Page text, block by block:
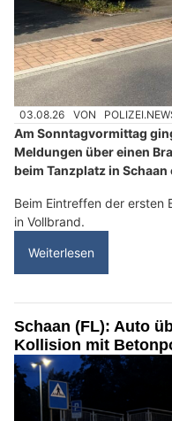
03.08.26 VON
Am Sonntagvormittag
Meldungen über einen
beim Tanzplatz in Schaan
Beim Eintreffen der ersten
in Vollbrand.
Weiterlesen
Schaan (FL): Auto
Kollision mit